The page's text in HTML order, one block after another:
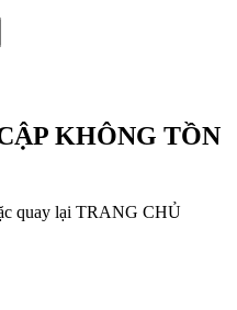
KHÔNG TỒN
quay lại TRANG CHỦ